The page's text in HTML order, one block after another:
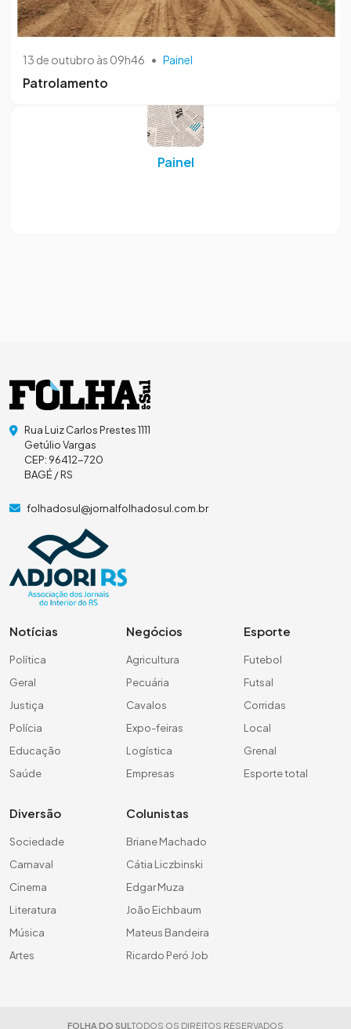
13 de outubro às 09h46 • Painel
Patrolamento
Painel
Rua Luiz Carlos Prestes 1111
Getúlio Vargas
CEP: 96412-720
BAGÉ / RS
folhadosul@jornalfolhadosul.com.br
Notícias
Política
Geral
Justiça
Polícia
Educação
Saúde
Negócios
Agricultura
Pecuária
Cavalos
Expo-feiras
Logística
Empresas
Esporte
Futebol
Futsal
Corridas
Local
Grenal
Esporte total
Diversão
Sociedade
Carnaval
Cinema
Literatura
Música
Artes
Colunistas
Briane Machado
Cátia Liczbinski
Edgar Muza
João Eichbaum
Mateus Bandeira
Ricardo Peró Job
FOLHA DO SUL TODOS OS DIREITOS RESERVADOS